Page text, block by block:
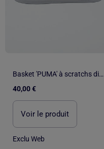
Basket 'PUMA' à scratchs dinosaures
40,00 €
Voir le produit
Exclu Web